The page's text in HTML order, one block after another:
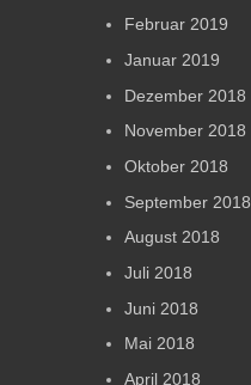
Februar 2019
Januar 2019
Dezember 2018
November 2018
Oktober 2018
September 2018
August 2018
Juli 2018
Juni 2018
Mai 2018
April 2018